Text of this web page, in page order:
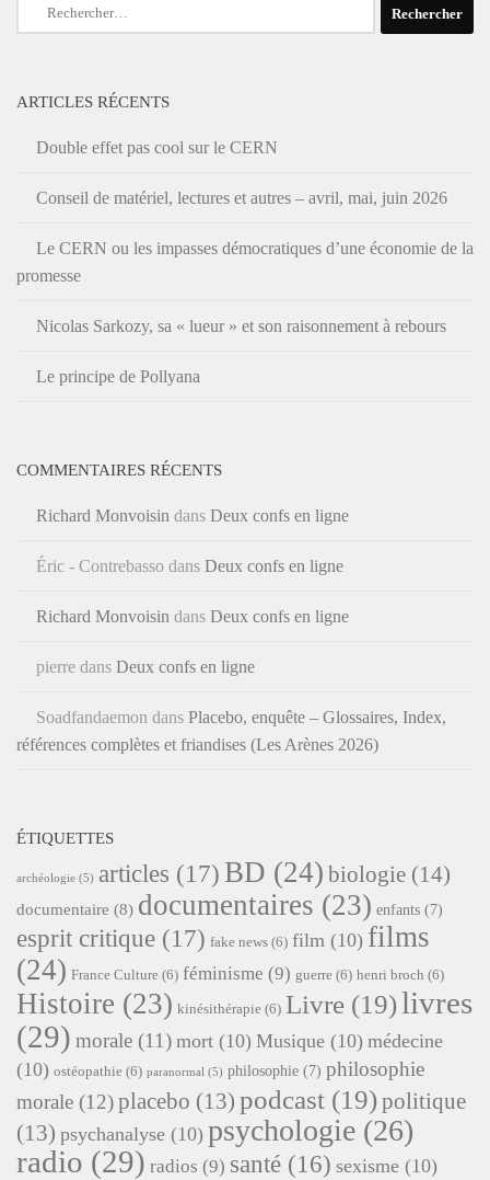
Rechercher :
ARTICLES RÉCENTS
Double effet pas cool sur le CERN
Conseil de matériel, lectures et autres – avril, mai, juin 2026
Le CERN ou les impasses démocratiques d’une économie de la
promesse
Nicolas Sarkozy, sa « lueur » et son raisonnement à rebours
Le principe de Pollyana
COMMENTAIRES RÉCENTS
Richard Monvoisin dans Deux confs en ligne
Éric - Contrebasso dans Deux confs en ligne
Richard Monvoisin dans Deux confs en ligne
pierre dans Deux confs en ligne
Soadfandaemon dans Placebo, enquête – Glossaires, Index,
références complètes et friandises (Les Arènes 2026)
ÉTIQUETTES
archéologie (5) articles (17) BD (24) biologie (14)
documentaire (8) documentaires (23) enfants (7)
esprit critique (17) fake news (6) film (10) films
(24) France Culture (6) féminisme (9) guerre (6) henri broch (6)
Histoire (23) kinésithérapie (6) Livre (19)livres
(29) morale (11) mort (10) Musique (10) médecine
(10) ostéopathie (6) paranormal (5) philosophie (7) philosophie
morale (12)placebo (13) podcast (19)politique
(13) psychanalyse (10) psychologie (26)
radio (29) radios (9) santé (16) sexisme (10)